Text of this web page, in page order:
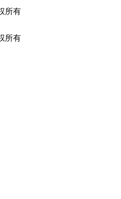
所有
所有